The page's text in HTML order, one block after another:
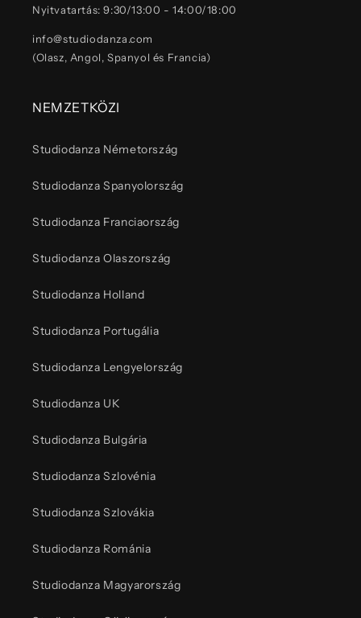
Nyitvatartás: 9:30/13:00 - 14:00/18:00
info@studiodanza.com
(Olasz, Angol, Spanyol és Francia)
NEMZETKÖZI
Studiodanza Németország
Studiodanza Spanyolország
Studiodanza Franciaország
Studiodanza Olaszország
Studiodanza Holland
Studiodanza Portugália
Studiodanza Lengyelország
Studiodanza UK
Studiodanza Bulgária
Studiodanza Szlovénia
Studiodanza Szlovákia
Studiodanza Románia
Studiodanza Magyarország